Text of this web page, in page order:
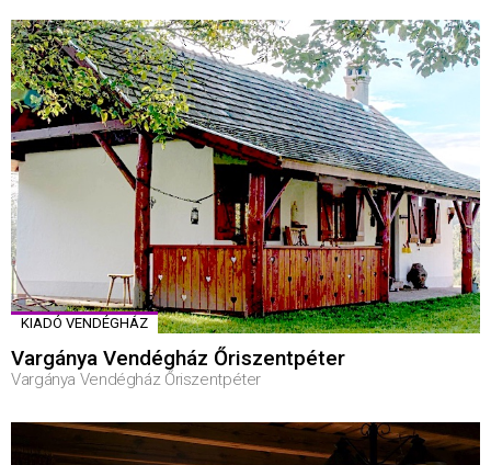
KIADÓ VENDÉGHÁZ
Vargánya Vendégház Őriszentpéter
Vargánya Vendégház Őriszentpéter